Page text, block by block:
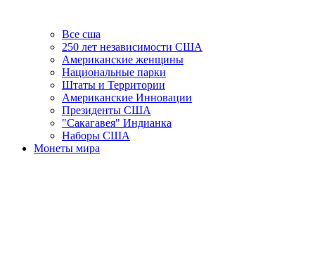
Все сша
250 лет независимости США
Американские женщины
Национальные парки
Штаты и Территории
Американские Инновации
Президенты США
"Сакагавея" Индианка
Наборы США
Монеты мира